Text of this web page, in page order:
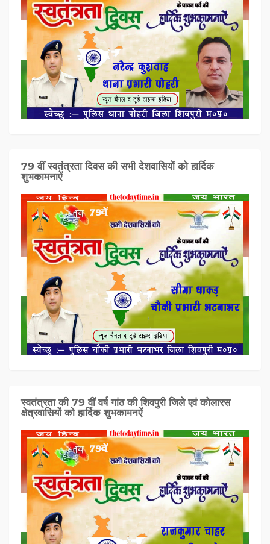
79 वीं स्वतंत्रता दिवस की सभी देशवासियों को हार्दिक
शुभकामनाऐं
स्वतंत्रता की 79 वीं वर्ष गांठ की शिवपुरी जिले एवं कोलारस
क्षेत्रवासियों को हार्दिक शुभकामनऐं